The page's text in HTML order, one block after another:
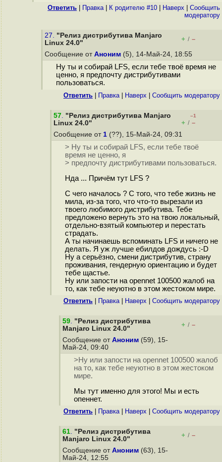
Ответить Правка| К родителю #10 Наверх
Cообщить
модератору
27. "Релиз дистрибутива Manjaro
Linux 24.0"
+ / –
Сообщение от Аноним (5), 14-Май-24, 18:55
Ну ты и собирай LFS, если тебе твоё время не
ценно, я предпочту дистрибутивами
пользоваться.
Ответить Правка| Наверх Cообщить модератору
57. "Релиз дистрибутива Manjaro
Linux 24.0"
–1
+ / –
Сообщение от 1 (??), 15-Май-24, 09:31
> Ну ты и собирай LFS, если тебе твоё
время не ценно, я
> предпочту дистрибутивами пользоваться.
Нда ... Причём тут LFS ?
С чего началось ? С того, что тебе жизнь не
мила, из-за того, что что-то вырезали из
твоего любимого дистрибутива. Тебе
предложено вернуть это на твою локальный,
отдельно-взятый компьютер и перестать
страдать.
А ты начинаешь вспоминать LFS и ничего не
делать. Я уж лучше ебилдов дождусь :-D
Ну а серьёзно, смени дистрибутив, страну
проживания, гендерную ориентацию и будет
тебе щастье.
Ну или запости на opennet 100500 жалоб на
то, как тебе неуютно в этом жестоком мире.
Ответить Правка| Наверх Cообщить модератору
59. "Релиз дистрибутива
Manjaro Linux 24.0"
+ / –
Сообщение от Аноним (59), 15-
Май-24, 09:40
>Ну или запости на opennet 100500 жалоб
на то, как тебе неуютно в этом жестоком
мире.
Мы тут именно для этого! Мы и есть
опеннет.
Ответить Правка| Наверх Cообщить модератору
61. "Релиз дистрибутива
Manjaro Linux 24.0"
+ / –
Сообщение от Аноним (63), 15-
Май-24, 12:55